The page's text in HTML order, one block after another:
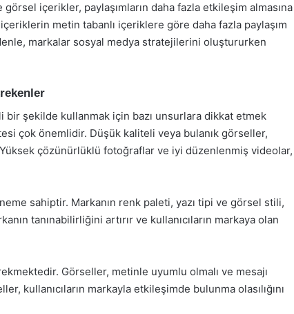
içerikler, paylaşımların daha fazla etkileşim almasına
içeriklerin metin tabanlı içeriklere göre daha fazla paylaşım
markalar sosyal medya stratejilerini oluştururken
şekilde kullanmak için bazı unsurlara dikkat etmek
çok önemlidir. Düşük kaliteli veya bulanık görseller,
çözünürlüklü fotoğraflar ve iyi düzenlenmiş videolar,
sahiptir. Markanın renk paleti, yazı tipi ve görsel stili,
tanınabilirliğini artırır ve kullanıcıların markaya olan
Görseller, metinle uyumlu olmalı ve mesajı
kullanıcıların markayla etkileşimde bulunma olasılığını